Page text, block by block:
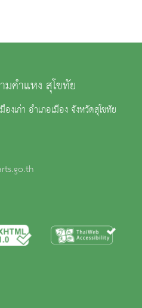
คำแหง สุโขทัย
เก่า อำเภอเมือง จังหวัดสุโขทัย